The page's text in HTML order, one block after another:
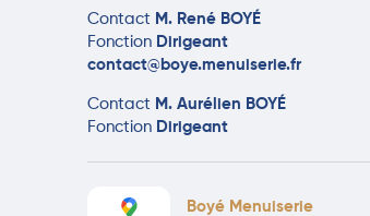
Contact M. René BOYÉ
Fonction Dirigeant
contact@boye.menuiserie.fr
Contact M. Aurélien BOYÉ
Fonction Dirigeant
Boyé Menuiserie